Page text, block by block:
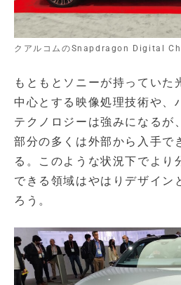
クアルコムのSnapdragon Digital
もともとソニーが持っていた
中心とする映像処理技術や、
テクノロジーは強みになるが
部分の多くは外部から入手で
る。このような状況下でより
できる領域はやはりデザイン
ろう。